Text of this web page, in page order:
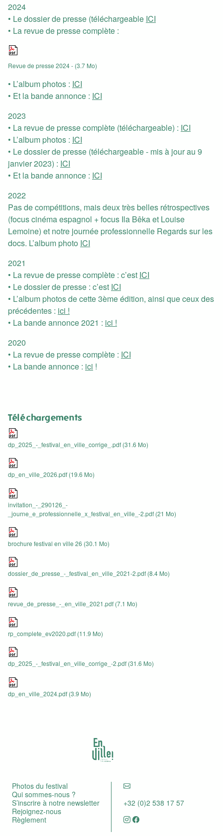
2024
• Le dossier de presse (téléchargeable ICI
• La revue de presse complète :
Revue de presse 2024- (3.7 Mo)
• L’album photos : ICI
• Et la bande annonce : ICI
2023
• La revue de presse complète (téléchargeable) : ICI
• L’album photos : ICI
• Le dossier de presse (téléchargeable - mis à jour au 9
janvier 2023) : ICI
• Et la bande annonce : ICI
2022
Pas de compétitions, mais deux très belles rétrospectives
(focus cinéma espagnol + focus Ila Bêka et Louise
Lemoine) et notre journée professionnelle Regards sur les
docs. L’album photo ICI
2021
• La revue de presse complète : c’est ICI
• Le dossier de presse : c’est ICI
• L’album photos de cette 3ème édition, ainsi que ceux des
précédentes : ici !
• La bande annonce 2021 : ici !
2020
• La revue de presse complète : ICI
• La bande annonce : ici !
Téléchargements
dp_2025_-_festival_en_ville_corrige_.pdf (31.6 Mo)
dp_en_ville_2026.pdf (19.6 Mo)
invitation_-_290126_-
_journe_e_professionnelle_x_festival_en_ville_-2.pdf (21 Mo)
brochure festival en ville 26 (30.1 Mo)
dossier_de_presse_-_festival_en_ville_2021-2.pdf (8.4 Mo)
revue_de_presse_-_en_ville_2021.pdf (7.1 Mo)
rp_complete_ev2020.pdf (11.9 Mo)
dp_2025_-_festival_en_ville_corrige_-2.pdf (31.6 Mo)
dp_en_ville_2024.pdf (3.9 Mo)
Photos du festival
Qui sommes-nous ?
S’inscrire à notre newsletter
Rejoignez-nous
Règlement
+32 (0)2 538 17 57